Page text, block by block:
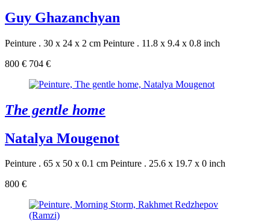
Guy Ghazanchyan
Peinture . 30 x 24 x 2 cm Peinture . 11.8 x 9.4 x 0.8 inch
800 € 704 €
The gentle home
Natalya Mougenot
Peinture . 65 x 50 x 0.1 cm Peinture . 25.6 x 19.7 x 0 inch
800 €